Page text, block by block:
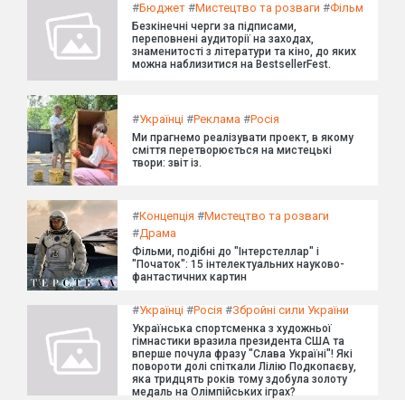
#Бюджет #Мистецтво та розваги #Фільм
Безкінечні черги за підписами,
переповнені аудиторії на заходах,
знаменитості з літератури та кіно, до яких
можна наблизитися на BestsellerFest.
#Українці #Реклама #Росія
Ми прагнемо реалізувати проект, в якому
сміття перетворюється на мистецькі
твори: звіт із.
#Концепція #Мистецтво та розваги
#Драма
Фільми, подібні до "Інтерстеллар" і
"Початок": 15 інтелектуальних науково-
фантастичних картин
#Українці #Росія #Збройні сили України
Українська спортсменка з художньої
гімнастики вразила президента США та
вперше почула фразу "Слава Україні"! Які
повороти долі спіткали Лілію Подкопаєву,
яка тридцять років тому здобула золоту
медаль на Олімпійських іграх?